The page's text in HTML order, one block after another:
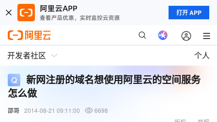
打开 APP
开发者社区 个人
新网注册的域名想使用阿里云的空间服务
怎么做
邵哥 2014-08-21 09:11:00
6698